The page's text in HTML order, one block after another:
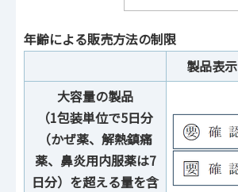
年齢による販売方法の制限
製品表示
大容量の製品
（1包装単位で5日分
（かぜ薬、解熱鎮痛
薬、鼻炎用内服薬は7
日分）を超える量を含